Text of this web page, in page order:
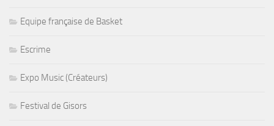
Equipe française de Basket
Escrime
Expo Music (Créateurs)
Festival de Gisors